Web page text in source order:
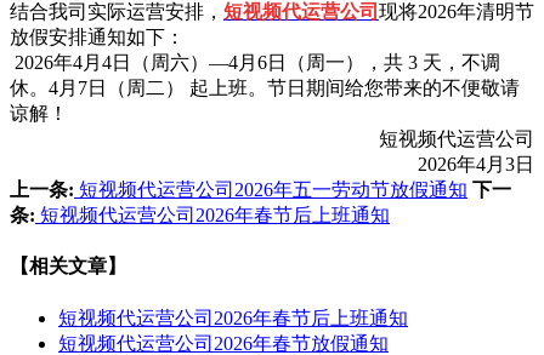
结合我司实际运营安排， 短视频代运营公司 现将2026年清明节
放假安排通知如下：
2026年4月4日（周六）—4月6日（周一），共 3 天，不调
休。4月7日（周二） 起上班。节日期间给您带来的不便敬请
谅解！
短视频代运营公司
2026年4月3日
上一条: 短视频代运营公司2026年五一劳动节放假通知 下一
条: 短视频代运营公司2026年春节后上班通知
【相关文章】
短视频代运营公司2026年春节后上班通知
短视频代运营公司2026年春节放假通知